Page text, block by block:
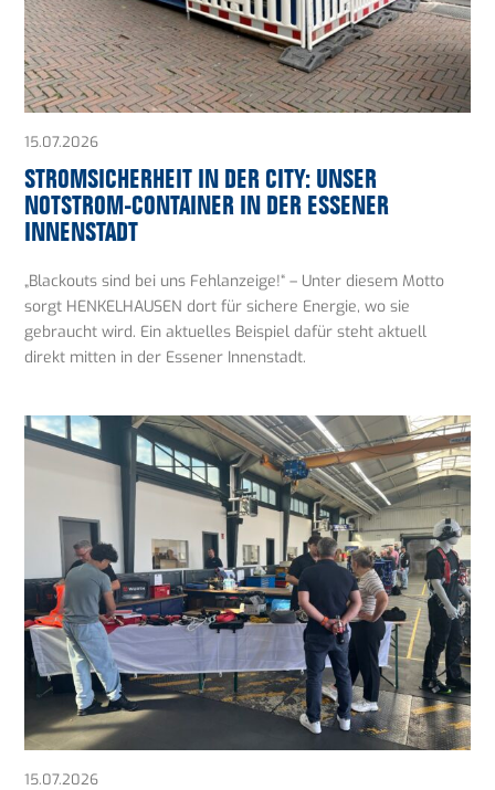
15.07.2026
STROMSICHERHEIT IN DER CITY: UNSER
NOTSTROM-CONTAINER IN DER ESSENER
INNENSTADT
„Blackouts sind bei uns Fehlanzeige!“ – Unter diesem Motto
sorgt HENKELHAUSEN dort für sichere Energie, wo sie
gebraucht wird. Ein aktuelles Beispiel dafür steht aktuell
direkt mitten in der Essener Innenstadt.
15.07.2026